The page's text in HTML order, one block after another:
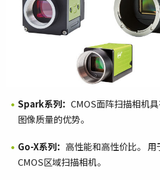
Spark系列： CMOS面阵扫描相机
图像质量的优势。
Go-X系列： 高性能和高性价比。
CMOS区域扫描相机。